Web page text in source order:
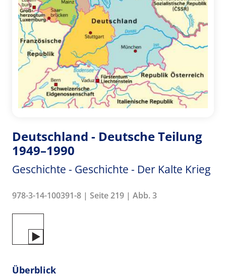
Deutschland - Deutsche Teilung
1949–1990
Geschichte - Geschichte - Der Kalte Krieg
978-3-14-100391-8 | Seite 219 | Abb. 3
Überblick